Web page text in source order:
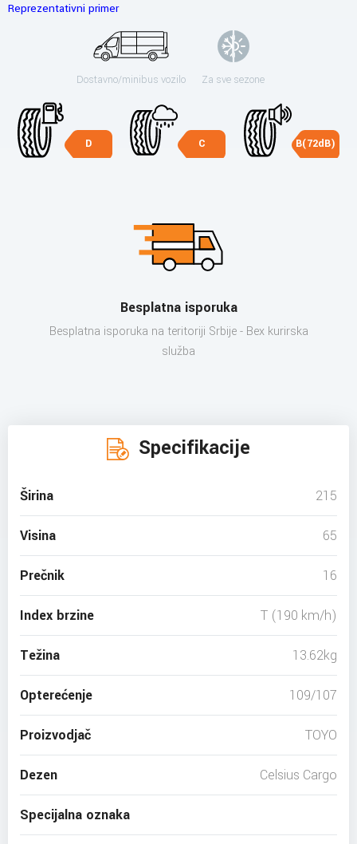
Reprezentativni primer
Dostavno/minibus vozilo Za sve sezone
D C B(72dB)
Besplatna isporuka
Besplatna isporuka na teritoriji Srbije - Bex kurirska
služba
Specifikacije
Širina 215
Visina 65
Prečnik 16
Index brzine T (190 km/h)
Težina 13.62kg
Opterećenje 109/107
Proizvodjač TOYO
Dezen Celsius Cargo
Specijalna oznaka